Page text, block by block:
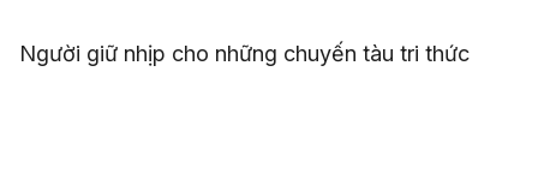
Người giữ nhịp cho những chuyến tàu tri thức